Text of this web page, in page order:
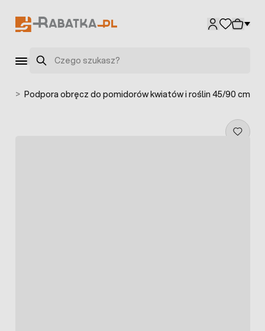
Szukaj
> Podpora obręcz do pomidorów kwiatów i roślin 45/90 cm